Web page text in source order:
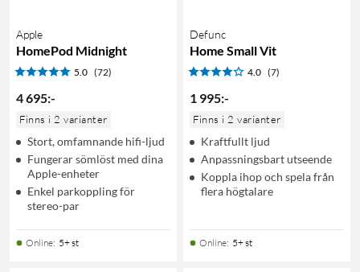
Apple
HomePod Midnight
5.0 (72)
4 695:-
Finns i 2 varianter
Stort, omfamnande hifi-ljud
Fungerar sömlöst med dina
Apple-enheter
Enkel parkoppling för
stereo-par
Online: 5+ st
Defunc
Home Small Vit
4.0 (7)
1 995:-
Finns i 2 varianter
Kraftfullt ljud
Anpassningsbart utseende
Koppla ihop och spela från
flera högtalare
Online: 5+ st